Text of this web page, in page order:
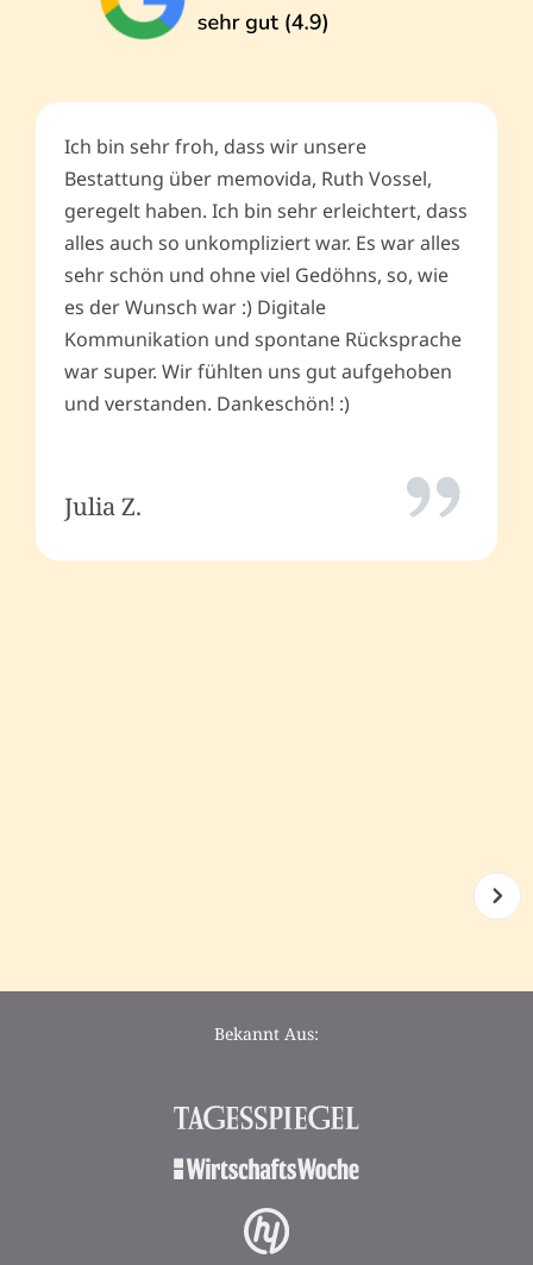
Ich bin sehr froh, dass wir unsere
Bestattung über memovida, Ruth Vossel,
geregelt haben. Ich bin sehr erleichtert, dass
alles auch so unkompliziert war. Es war alles
sehr schön und ohne viel Gedöhns, so, wie
es der Wunsch war :) Digitale
Kommunikation und spontane Rücksprache
war super. Wir fühlten uns gut aufgehoben
und verstanden. Dankeschön! :)
Julia Z.
Bekannt Aus: